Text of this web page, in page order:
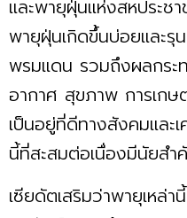
และพายุฝุ่นแห่งสหประช
พายุฝุ่นเกิดขึ้นบ่อยและรุ
พรมแดน รวมถึงผลกร
อากาศ สุขภาพ การเก
เป็นอยู่ที่ดีทางสังคมและ
นี้ที่สะสมต่อเนื่องมีนัยส
เซียดัตเสริมว่าพายุเหล่